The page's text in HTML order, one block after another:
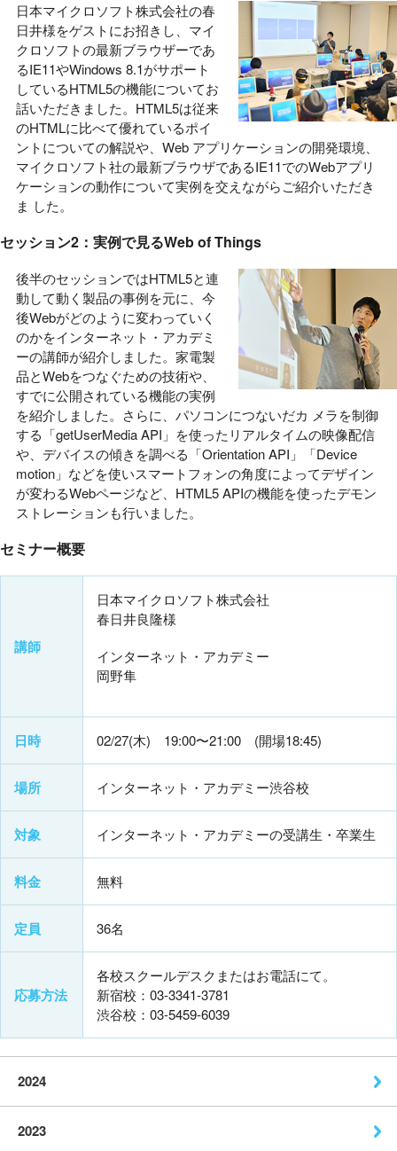
日本マイクロソフト株式会社の春
日井様をゲストにお招きし、マイ
クロソフトの最新ブラウザーであ
るIE11やWindows 8.1がサポート
しているHTML5の機能についてお
話いただきました。HTML5は従来
のHTMLに比べて優れているポイ
ントについての解説や、Web アプリケーションの開発環境、
マイクロソフト社の最新ブラウザであるIE11でのWebアプリ
ケーションの動作について実例を交えながらご紹介いただき
ま した。
セッション2：実例で見るWeb of Things
後半のセッションではHTML5と連
動して動く製品の事例を元に、今
後Webがどのように変わっていく
のかをインターネット・アカデミ
ーの講師が紹介しました。家電製
品とWebをつなぐための技術や、
すでに公開されている機能の実例
を紹介しました。さらに、パソコンにつないだカ メラを制御
する「getUserMedia API」を使ったリアルタイムの映像配信
や、デバイスの傾きを調べる「Orientation API」「Device
motion」などを使いスマートフォンの角度によってデザイン
が変わるWebページなど、HTML5 APIの機能を使ったデモン
ストレーションも行いました。
セミナー概要
講師
日本マイクロソフト株式会社
春日井良隆様
インターネット・アカデミー
岡野隼
日時 02/27(木) 19:00〜21:00 (開場18:45)
場所 インターネット・アカデミー渋谷校
対象 インターネット・アカデミーの受講生・卒業生
料金 無料
定員 36名
応募方法
各校スクールデスクまたはお電話にて。
新宿校：03-3341-3781
渋谷校：03-5459-6039
2024
2023